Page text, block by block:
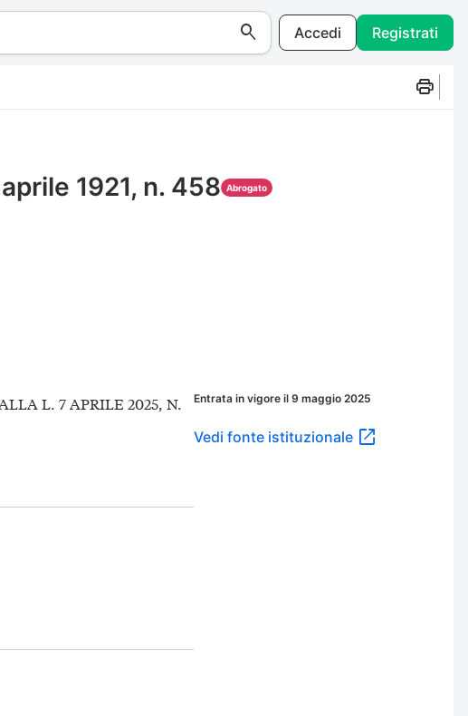
Accedi Registrati
1921, n. 458 Abrogato
L. 7 APRILE 2025, N.
Entrata in vigore il 9 maggio 2025
Vedi fonte istituzionale